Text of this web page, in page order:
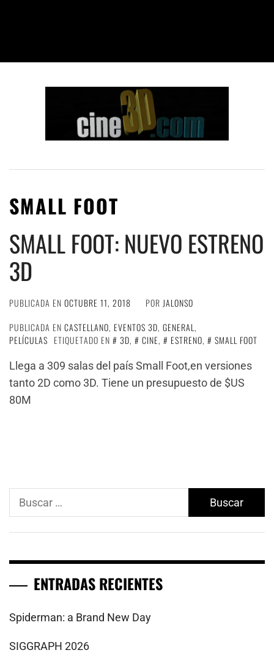
SMALL FOOT
SMALL FOOT: NUEVO ESTRENO
3D
PUBLICADA EN OCTUBRE 11, 2018 POR JALONSO
PUBLICADA EN CASTELLANO, EVENTOS 3D, GENERAL,
PELÍCULAS ETIQUETADO EN 3D, CINE, ESTRENO,
SMALL FOOT
Llega a 309 salas del país Small Foot,en versiones
tanto 2D como 3D. Tiene un presupuesto de $US
80M
Buscar:
ENTRADAS RECIENTES
Spiderman: a Brand New Day
SIGGRAPH 2026